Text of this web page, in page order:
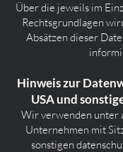
Über die jeweils im
Rechtsgrundlagen
Absätzen dieser
Hinweis zur
USA und
Wir verwenden unter
Unternehmen mit
sonstigen